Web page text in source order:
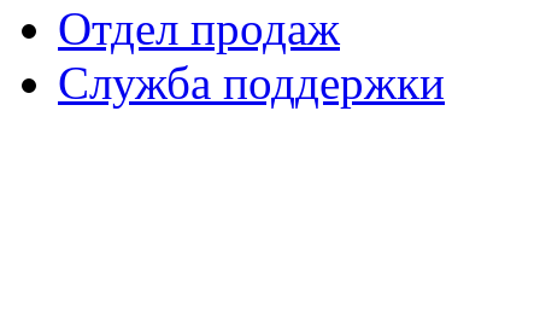
Отдел продаж
Служба поддержки